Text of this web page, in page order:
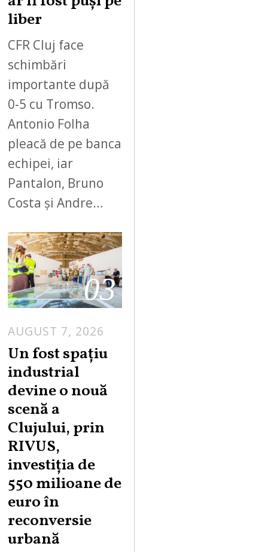
liber
CFR Cluj face
schimbări
importante după
0-5 cu Tromso.
Antonio Folha
pleacă de pe banca
echipei, iar
Pantalon, Bruno
Costa și Andre…
03
AUGUST 7, 2026
Un fost spațiu
industrial
devine o nouă
scenă a
Clujului, prin
RIVUS,
investiția de
550 milioane de
euro în
reconversie
urbană